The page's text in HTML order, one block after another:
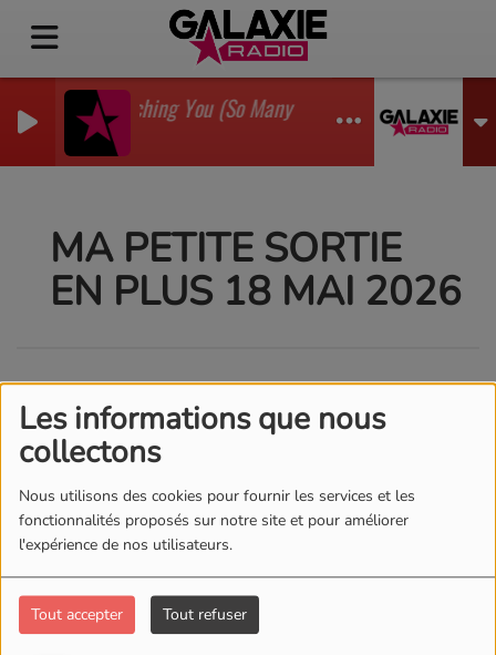
Les informations que nous
collectons
Nous utilisons des cookies pour fournir les services et les
fonctionnalités proposés sur notre site et pour améliorer
l'expérience de nos utilisateurs.
Tout accepter Tout refuser
I'm Watching You (So Many Times) (Sean Finn
GADJO
MA PETITE SORTIE
EN PLUS 18 MAI 2026